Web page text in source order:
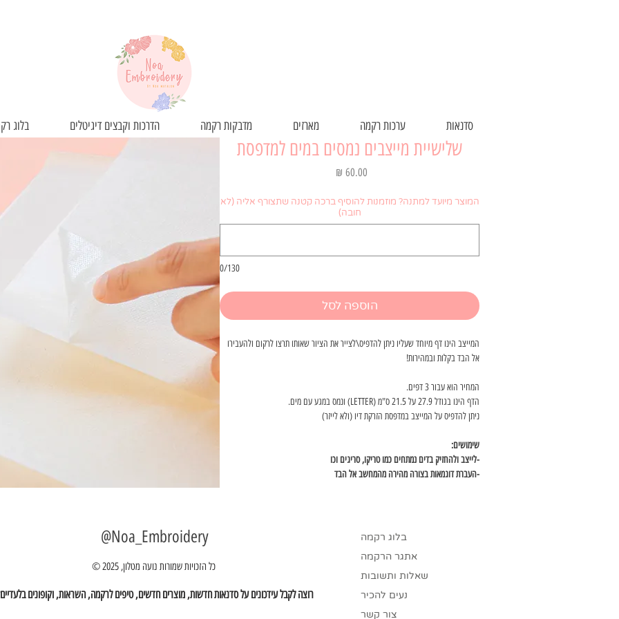
סדנאות ערכות רקמה מארזים מדבקות רקמה הדרכות וקבצים דיגיטלים בלוג
שלישיית מייצבים נמסים במים למדפסת
המוצר מיועד למתנה? מוזמנות להוסיף ברכה קטנה שתצורף אליה (לא
חובה)
0/130
הוספה לסל
המייצב הינו דף מיוחד שעליו ניתן להדפיס\לצייר את הציור שאותו תרצו לרקום ולהעבירו
אל הבד בקלות ובמהירות!
המחיר הוא עבור 3 דפים.
הדף הינו בגודל 27.9 על 21.5 ס"מ (LETTER) ונמס במגע עם מים.
ניתן להדפיס על המייצב במדפסת הזרקת דיו (ולא לייזר)
שימושים:
-לייצב ולהחזיק בדים נמתחים כמו טריקו, סריגים וכו
-העברת דוגמאות בצורה מהירה מהמחשב אל הבד
של הקובץ שרכשתן על המייצב בבית, להדביק אותו על הבד, ולרקום להנאתכן!
למייצב יש שני צדדים- האחד בד והשני דבק.
הדפיסו\ציירו את הדוגמא על הצד של הבד ולאחר מכן הסירו את המדבקה והצמידו את
@Noa_Embroidery
כל הזכויות שמורות נועה מטלון, 2025 ©
בלוג רקמה
אתגר הרקמה
שאלות ותשובות
נעים להכיר
צור קשר
רוצה לקבל עידכונים על סדנאות חדשות, מוצרים חדשים, טיפים לרקמה, השראות, וקופונים